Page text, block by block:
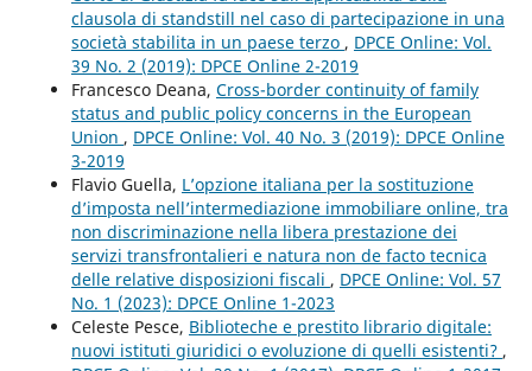
clausola di standstill nel caso di partecipazione in una
società stabilita in un paese terzo , DPCE Online: Vol.
39 No. 2 (2019): DPCE Online 2-2019
Francesco Deana, Cross-border continuity of family
status and public policy concerns in the European
Union , DPCE Online: Vol. 40 No. 3 (2019): DPCE Online
3-2019
Flavio Guella, L’opzione italiana per la sostituzione
d’imposta nell’intermediazione immobiliare online, tra
non discriminazione nella libera prestazione dei
servizi transfrontalieri e natura non de facto tecnica
delle relative disposizioni fiscali , DPCE Online: Vol. 57
No. 1 (2023): DPCE Online 1-2023
Celeste Pesce, Biblioteche e prestito librario digitale:
nuovi istituti giuridici o evoluzione di quelli esistenti? ,